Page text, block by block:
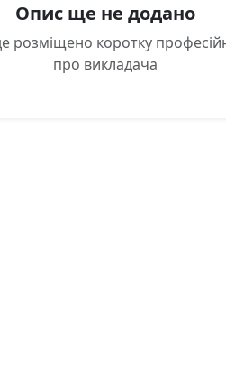
Опис ще не додано
розміщено коротку
про викладача